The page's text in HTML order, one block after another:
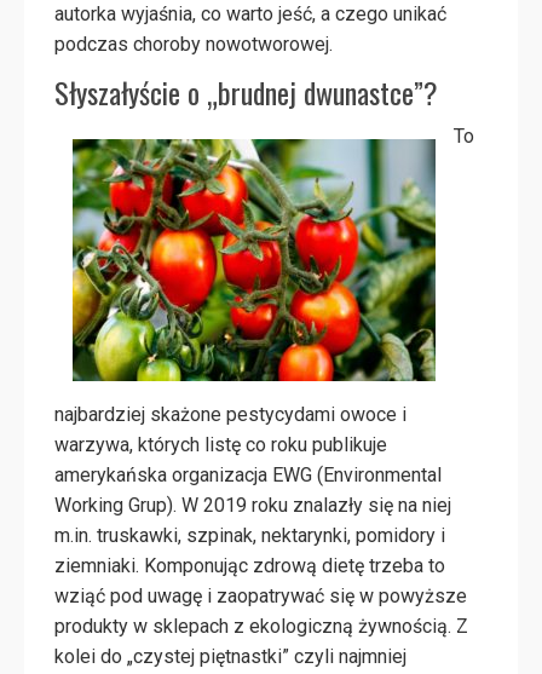
autorka wyjaśnia, co warto jeść, a czego unikać
podczas choroby nowotworowej.
Słyszałyście o „brudnej dwunastce”?
To
najbardziej skażone pestycydami owoce i
warzywa, których listę co roku publikuje
amerykańska organizacja EWG (Environmental
Working Grup). W 2019 roku znalazły się na niej
m.in. truskawki, szpinak, nektarynki, pomidory i
ziemniaki. Komponując zdrową dietę trzeba to
wziąć pod uwagę i zaopatrywać się w powyższe
produkty w sklepach z ekologiczną żywnością. Z
kolei do „czystej piętnastki” czyli najmniej